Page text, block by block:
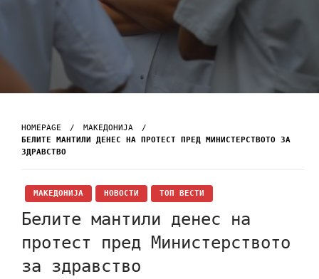
HOMEPAGE
МАКЕДОНИЈА
БЕЛИТЕ МАНТИЛИ ДЕНЕС НА ПРОТЕСТ ПРЕД МИНИСТЕРСТВОТО ЗА
ЗДРАВСТВО
МАКЕДОНИЈА НОВОСТИ ТОП ВЕСТИ
Белите мантили денес на
протест пред Министерството
за здравство